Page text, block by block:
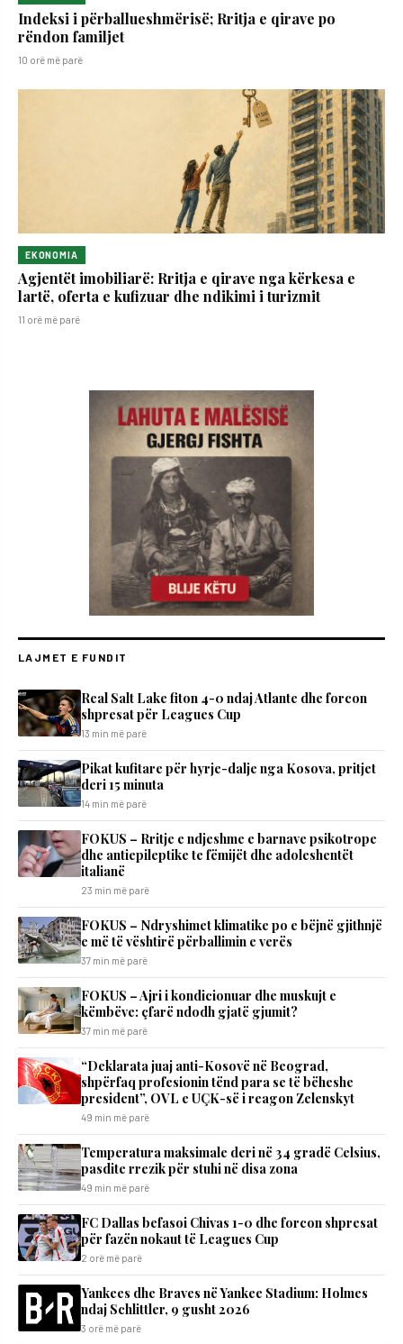
Indeksi i përballueshmërisë; Rritja e qirave po
rëndon familjet
10 orë më parë
EKONOMIA
Agjentët imobiliarë: Rritja e qirave nga kërkesa e
lartë, oferta e kufizuar dhe ndikimi i turizmit
11 orë më parë
LAJMET E FUNDIT
Real Salt Lake fiton 4-0 ndaj Atlante dhe forcon
shpresat për Leagues Cup
13 min më parë
​Pikat kufitare për hyrje-dalje nga Kosova, pritjet
deri 15 minuta
14 min më parë
FOKUS – Rritje e ndjeshme e barnave psikotrope
dhe antiepileptike te fëmijët dhe adoleshentët
italianë
23 min më parë
FOKUS – Ndryshimet klimatike po e bëjnë gjithnjë
e më të vështirë përballimin e verës
37 min më parë
FOKUS – Ajri i kondicionuar dhe muskujt e
këmbëve: çfarë ndodh gjatë gjumit?
37 min më parë
“Deklarata juaj anti-Kosovë në Beograd,
shpërfaq profesionin tënd para se të bëheshe
president”, OVL e UÇK-së i reagon Zelenskyt
49 min më parë
Temperatura maksimale deri në 34 gradë Celsius,
pasdite rrezik për stuhi në disa zona
49 min më parë
FC Dallas befasoi Chivas 1-0 dhe forcon shpresat
për fazën nokaut të Leagues Cup
2 orë më parë
Yankees dhe Braves në Yankee Stadium: Holmes
ndaj Schlittler, 9 gusht 2026
3 orë më parë